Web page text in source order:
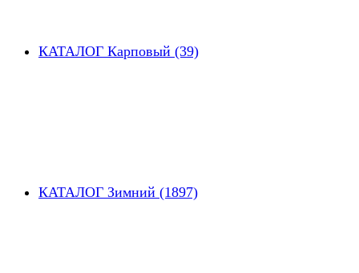
КАТАЛОГ Карповый (39)
КАТАЛОГ Зимний (1897)